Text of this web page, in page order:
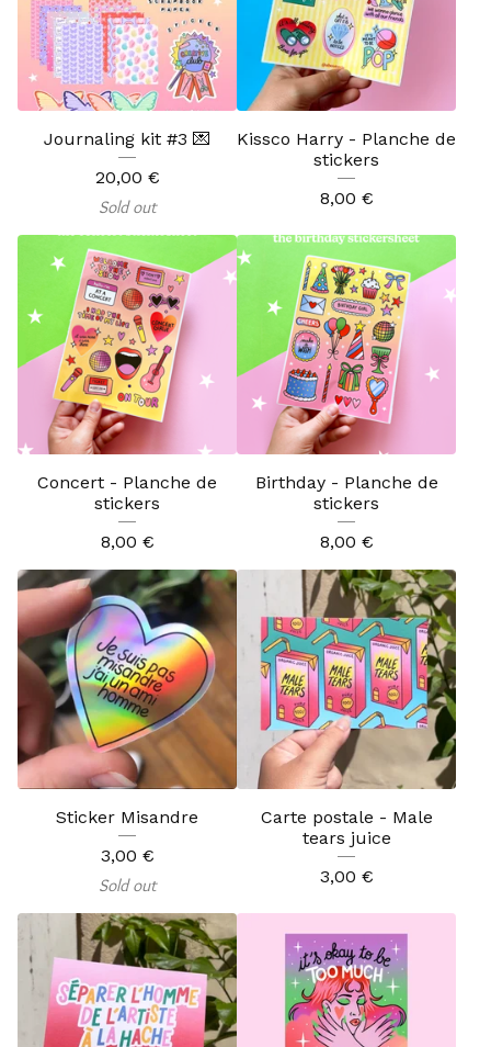
Journaling kit #3 💌
20,00 €
Sold out
Kissco Harry - Planche de
stickers
8,00 €
Concert - Planche de
stickers
8,00 €
Birthday - Planche de
stickers
8,00 €
Sticker Misandre
3,00 €
Sold out
Carte postale - Male
tears juice
3,00 €